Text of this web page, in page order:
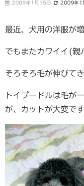
2009年1月15日 2009年1
最近、犬用の洋服が
でもまたカワイイ(親
そろそろ毛が伸びてき
トイプードルは毛が
が、カットが大変です